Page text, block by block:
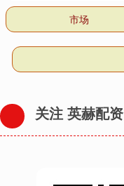
市场
关注 英赫配资